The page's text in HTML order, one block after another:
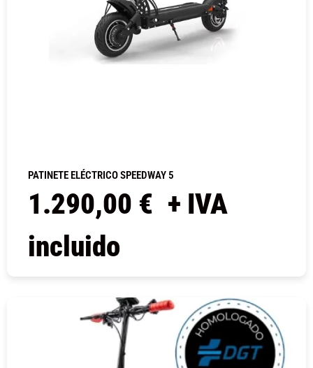
PATINETE ELÉCTRICO SPEEDWAY 5
1.290,00 € + IVA
incluido